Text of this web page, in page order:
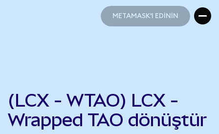
METAMASK'I EDİNİN
(LCX - WTAO) LCX -
Wrapped TAO dönüştür